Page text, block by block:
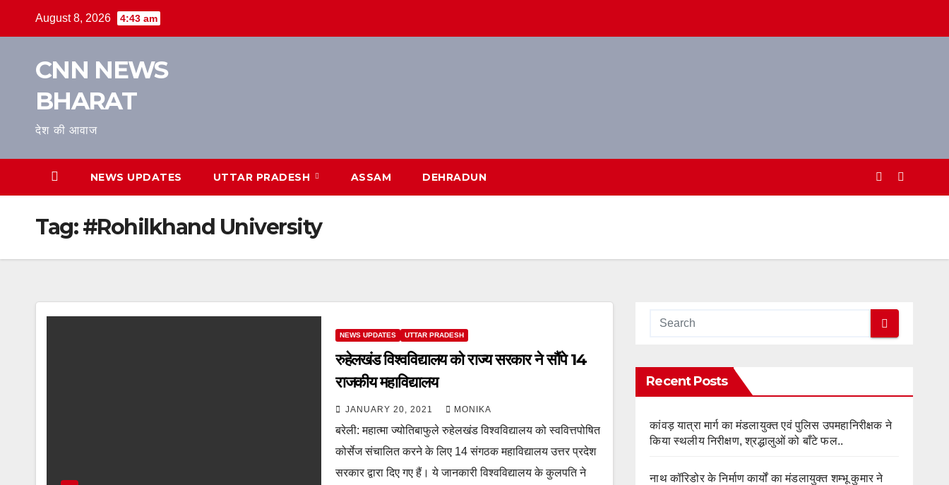
August 8, 2026 4:43 am
CNN NEWS
BHARAT
देश की आवाज
NEWS UPDATES UTTAR PRADESH ASSAM DEHRADUN
Tag:#Rohilkhand University
NEWS UPDATES UTTAR PRADESH
रुहेलखंड विश्वविद्यालय को राज्य सरकार ने सौंपे 14
राजकीय महाविद्यालय
JANUARY 20, 2021 MONIKA
बरेली: महात्मा ज्योतिबाफुले रुहेलखंड विश्वविद्यालय को स्ववित्तपोषित
कोर्सेज संचालित करने के लिए 14 संगठक महाविद्यालय उत्तर प्रदेश
सरकार द्वारा दिए गए हैं। ये जानकारी विश्वविद्यालय के कुलपति ने
Recent Posts
कांवड़ यात्रा मार्ग का मंडलायुक्त एवं पुलिस उपमहानिरीक्षक ने
किया स्थलीय निरीक्षण, श्रद्धालुओं को बाँटे फल..
नाथ कॉरिडोर के निर्माण कार्यों का मंडलायुक्त शम्भू कुमार ने